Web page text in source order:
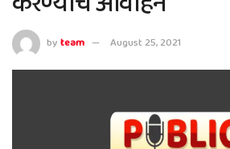
byteam August 25, 2021